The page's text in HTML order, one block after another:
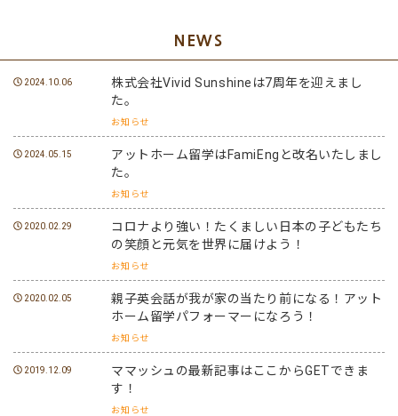
NEWS
2024.10.06
株式会社Vivid Sunshineは7周年を迎えまし
た。
お知らせ
2024.05.15
アットホーム留学はFamiEngと改名いたしまし
た。
お知らせ
2020.02.29
コロナより強い！たくましい日本の子どもたち
の笑顔と元気を世界に届けよう！
お知らせ
2020.02.05
親子英会話が我が家の当たり前になる！アット
ホーム留学パフォーマーになろう！
お知らせ
2019.12.09
ママッシュの最新記事はここからGETできま
す！
お知らせ